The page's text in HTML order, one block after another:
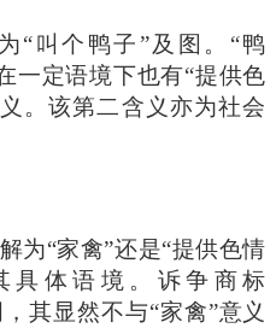
“叫个鸭子”及图。“鸭
一定语境下也有“提供色
。该第二含义亦为社会
为“家禽”还是“提供色情
具体语境。诉争商标
其显然不与“家禽”意义